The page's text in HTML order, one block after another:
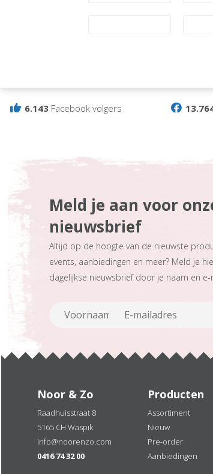
6.143 Facebook volgers
Meld je aan voor
nieuwsbrief
Altijd op de hoogte van de nieuwste
events, aanbiedingen en meer? Meld je
dagelijkse nieuwsbrief door je naam en
Noor & Zo
Raadhuisstraat 8
5165 CH Waspik
info@noorenzo.com
0416 74 32 00
Producten
Assortiment
Nieuw
Pre-order
Aanbiedingen